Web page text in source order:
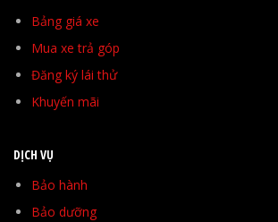
Bảng giá xe
Mua xe trả góp
Đăng ký lái thử
Khuyến mãi
DỊCH VỤ
Bảo hành
Bảo dưỡng